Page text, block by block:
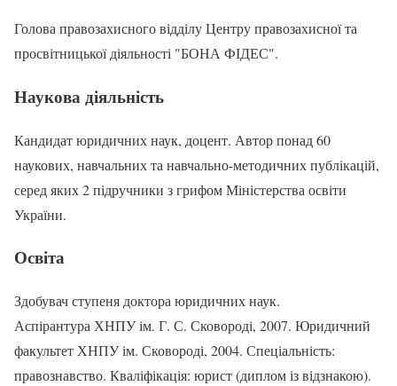
Голова правозахисного відділу Центру правозахисної та
просвітницької діяльності "БОНА ФІДЕС".
Наукова діяльність
Кандидат юридичних наук, доцент. Автор понад 60
наукових, навчальних та навчально-методичних публікацій,
серед яких 2 підручники з грифом Міністерства освіти
України.
Освіта
Здобувач ступеня доктора юридичних наук.
Аспірантура ХНПУ ім. Г. С. Сковороді, 2007. Юридичний
факультет ХНПУ ім. Сковороді, 2004. Спеціальність:
правознавство. Кваліфікація: юрист (диплом із відзнакою).